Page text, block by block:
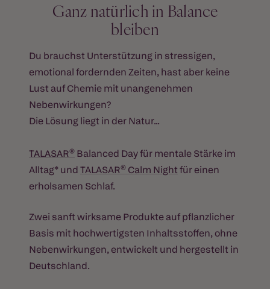
Ganz natürlich in Balance
bleiben
Du brauchst Unterstützung in stressigen,
emotional fordernden Zeiten, hast aber keine
Lust auf Chemie mit unangenehmen
Nebenwirkungen?
Die Lösung liegt in der Natur...
TALASAR®Balanced Day für mentale Stärke im
Alltag* undTALASAR® Calm Nightfür einen
erholsamen Schlaf.
Zwei sanft wirksame Produkte auf pflanzlicher
Basis mit hochwertigsten Inhaltsstoffen, ohne
Nebenwirkungen, entwickelt und hergestellt in
Deutschland.